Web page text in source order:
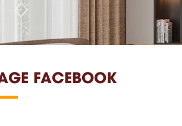
NỘI THẤT PHÒNG
FACEBOOK